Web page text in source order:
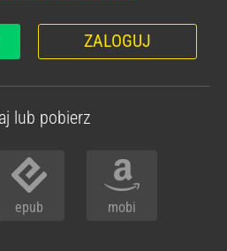
ZALOGUJ
lub pobierz
epub mobi